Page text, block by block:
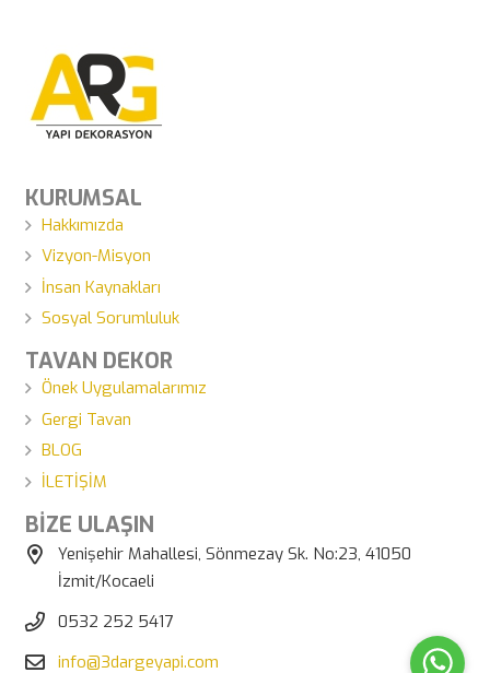
KURUMSAL
Hakkımızda
Vizyon-Misyon
İnsan Kaynakları
Sosyal Sorumluluk
TAVAN DEKOR
Önek Uygulamalarımız
Gergi Tavan
BLOG
İLETİŞİM
BİZE ULAŞIN
Yenişehir Mahallesi, Sönmezay Sk. No:23, 41050
İzmit/Kocaeli
0532 252 5417
info@3dargeyapi.com